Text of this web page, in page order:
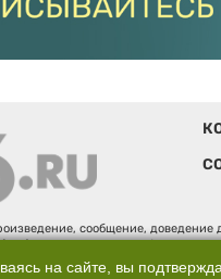
сообщение, доведение
зарегистрировано
с ограниченной
на сайте, вы